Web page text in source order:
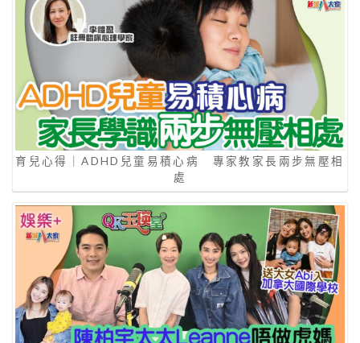
育兒心得｜ADHD兒童易積心病 專家教家長兩步無壓相
處